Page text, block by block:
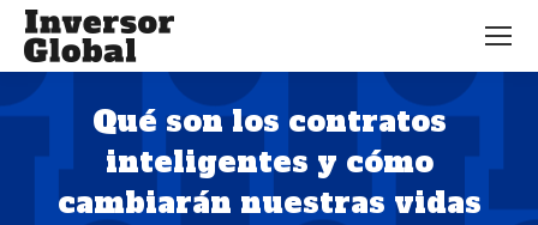
Qué son los contratos
inteligentes y cómo
cambiarán nuestras vidas